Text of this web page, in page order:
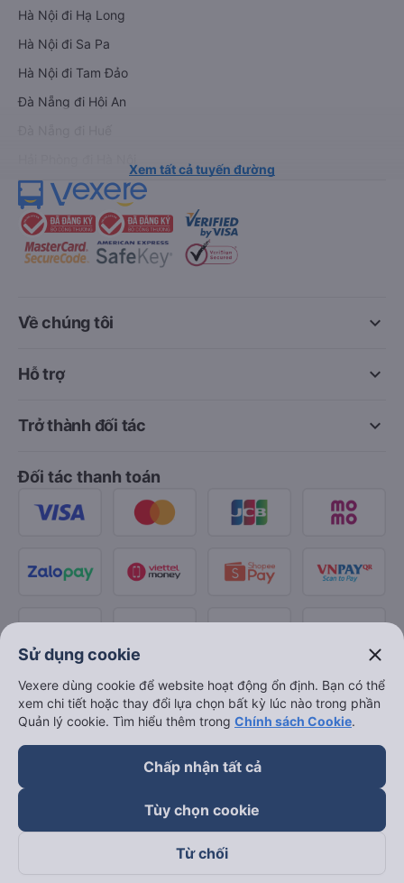
Hà Nội đi Hạ Long
Hà Nội đi Sa Pa
Hà Nội đi Tam Đảo
Đà Nẵng đi Hội An
Xem tất cả tuyến đường
keyboard_arrow_down
Về chúng tôi
keyboard_arrow_down
Hỗ trợ
keyboard_arrow_down
Trở thành đối tác
Đối tác thanh toán
Sử dụng cookie close
Vexere dùng cookie để website hoạt động ổn định. Bạn có thể
xem chi tiết hoặc thay đổi lựa chọn bất kỳ lúc nào trong phần
Quản lý cookie. Tìm hiểu thêm trong Chính sách Cookie.
Chấp nhận tất cả
Tùy chọn cookie
Từ chối